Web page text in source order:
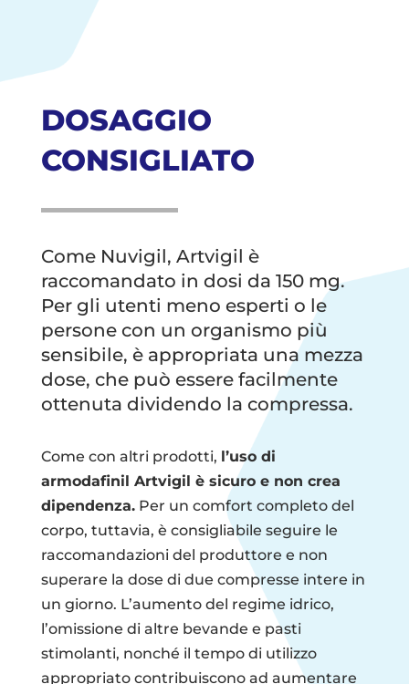
DOSAGGIO
CONSIGLIATO
Come Nuvigil, Artvigil è
raccomandato in dosi da 150 mg.
Per gli utenti meno esperti o le
persone con un organismo più
sensibile, è appropriata una mezza
dose, che può essere facilmente
ottenuta dividendo la compressa.
Come con altri prodotti, l’uso di
armodafinil Artvigil è sicuro e non crea
dipendenza.Per un comfort completo del
corpo, tuttavia, è consigliabile seguire le
raccomandazioni del produttore e non
superare la dose di due compresse intere in
un giorno. L’aumento del regime idrico,
l’omissione di altre bevande e pasti
stimolanti, nonché il tempo di utilizzo
appropriato contribuiscono ad aumentare